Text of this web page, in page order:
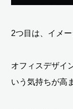
2つ目は、イメ
オフィスデザイ
いう気持ちが高